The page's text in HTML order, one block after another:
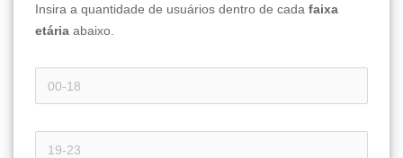
Insira a quantidade de usuários dentro de cada faixa
etária abaixo.